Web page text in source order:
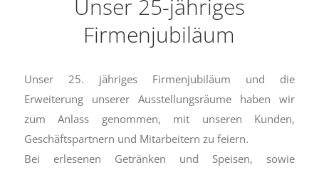
Unser 25-jähriges
Firmenjubiläum
Unser 25. jähriges Firmenjubiläum und die
Erweiterung unserer Ausstellungsräume haben wir
zum Anlass genommen, mit unseren Kunden,
Geschäftspartnern und Mitarbeitern zu feiern.
Bei erlesenen Getränken und Speisen, sowie